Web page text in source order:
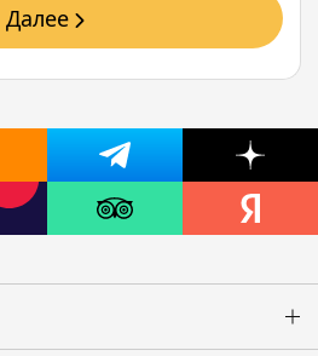
Далее